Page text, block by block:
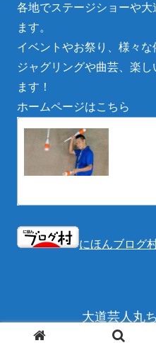
各地でステージショーや
ます。
イベントやお祭り、様々な
ジャグリングや曲芸、楽
ます！
ホームページはこちら
にほんブログ
大道芸人丸
© 2024 大道芸